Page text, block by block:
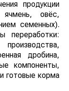
продукции
овёс,
семенных).
переработки:
дробина,
компоненты,
готовые корма